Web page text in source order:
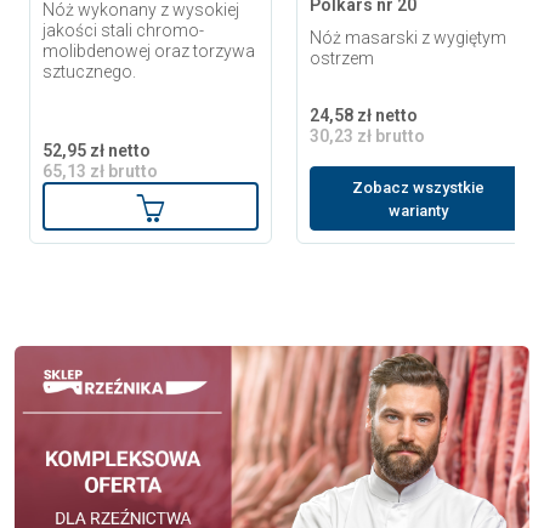
Nóż wykonany z wysokiej
jakości stali chromo-
molibdenowej oraz torzywa
sztucznego.
52,95 zł netto
65,13 zł brutto
Dodaj do koszyka
Polkars nr 20
Nóż masarski z wygiętym
ostrzem
24,58 zł netto
30,23 zł brutto
Zobacz wszystkie
warianty